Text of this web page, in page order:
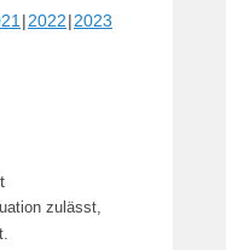
2022 2023
zulässt,